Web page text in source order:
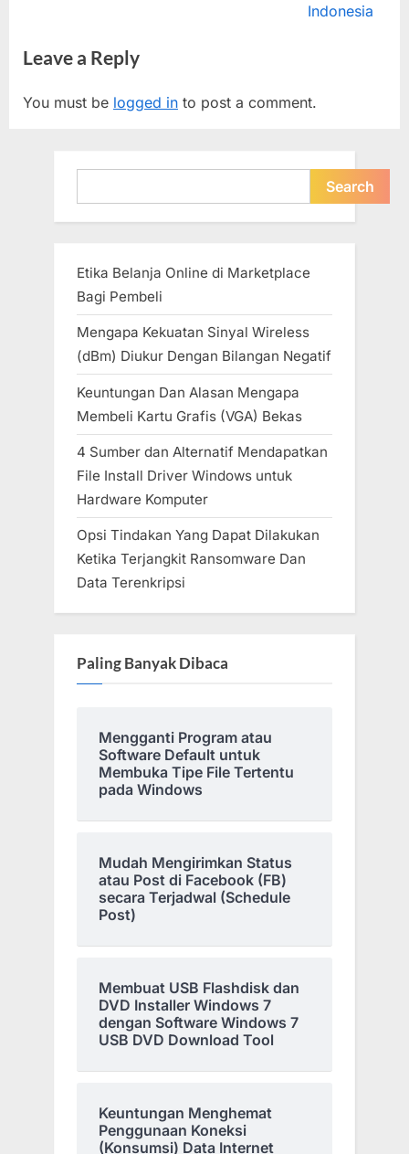
o
s
t
o
Indonesia
Leave a Reply
You must be logged in to post a comment.
Search
Etika Belanja Online di Marketplace
Bagi Pembeli
Mengapa Kekuatan Sinyal Wireless
(dBm) Diukur Dengan Bilangan Negatif
Keuntungan Dan Alasan Mengapa
Membeli Kartu Grafis (VGA) Bekas
4 Sumber dan Alternatif Mendapatkan
File Install Driver Windows untuk
Hardware Komputer
Opsi Tindakan Yang Dapat Dilakukan
Ketika Terjangkit Ransomware Dan
Data Terenkripsi
Paling Banyak Dibaca
Mengganti Program atau
Software Default untuk
Membuka Tipe File Tertentu
pada Windows
Mudah Mengirimkan Status
atau Post di Facebook (FB)
secara Terjadwal (Schedule
Post)
Membuat USB Flashdisk dan
DVD Installer Windows 7
dengan Software Windows 7
USB DVD Download Tool
Keuntungan Menghemat
Penggunaan Koneksi
(Konsumsi) Data Internet